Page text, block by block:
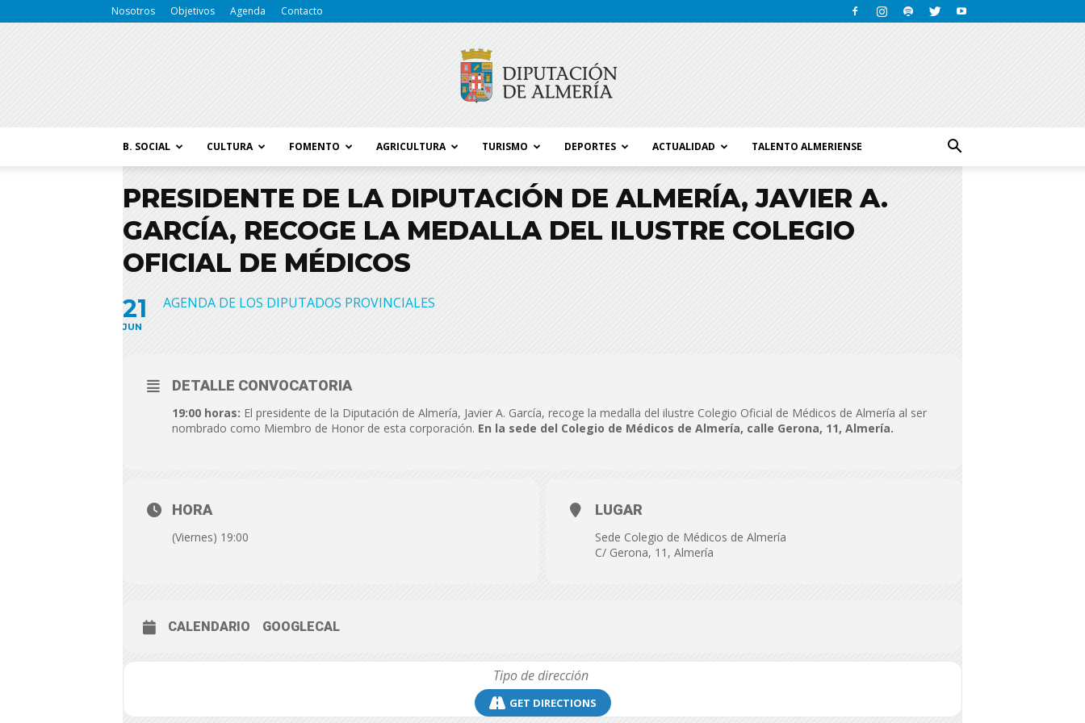
Nosotros Objetivos Agenda Contacto
B. SOCIAL CULTURA FOMENTO AGRICULTURA TURISMO DEPORTES ACTUALIDAD TALENTO ALMERIENSE
PRESIDENTE DE LA DIPUTACIÓN DE ALMERÍA, JAVIER A.
GARCÍA, RECOGE LA MEDALLA DEL ILUSTRE COLEGIO
OFICIAL DE MÉDICOS
21
JUN
AGENDA DE LOS DIPUTADOS PROVINCIALES
DETALLE CONVOCATORIA
19:00 horas: El presidente de la Diputación de Almería, Javier A. García, recoge la medalla del ilustre Colegio Oficial de Médicos de Almería al ser
nombrado como Miembro de Honor de esta corporación. En la sede del Colegio de Médicos de Almería, calle Gerona, 11, Almería.
HORA
(Viernes) 19:00
LUGAR
Sede Colegio de Médicos de Almería
C/ Gerona, 11, Almería
CALENDARIO GOOGLECAL
GET DIRECTIONS